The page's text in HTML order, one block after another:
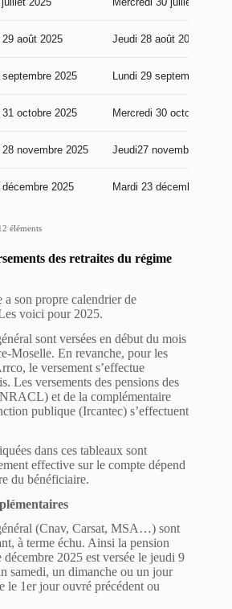
29 août 2025 Jeudi 28 août 2025
septembre 2025 Lundi 29 septembre 2025
31 octobre 2025 Mercredi 30 octobre 2025
28 novembre 2025 Jeudi27 novembre 2025
décembre 2025 Mardi 23 décembre 2025
éléments
des retraites du régime
a son propre calendrier de
voici pour 2025.
sont versées en début du mois
Moselle. En revanche, pour les
le versement s’effectue
Les versements des pensions des
et de la complémentaire
publique (Ircantec) s’effectuent
dans ces tableaux sont
effective sur le compte dépend
du bénéficiaire.
(Cnav, Carsat, MSA…) sont
à terme échu. Ainsi la pension
2025 est versée le jeudi 9
samedi, un dimanche ou un jour
le 1er jour ouvré précédent ou